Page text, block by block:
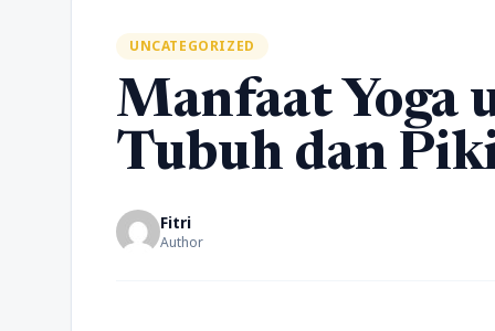
UNCATEGORIZED
Manfaat Yoga
Tubuh dan
Fitri
Author